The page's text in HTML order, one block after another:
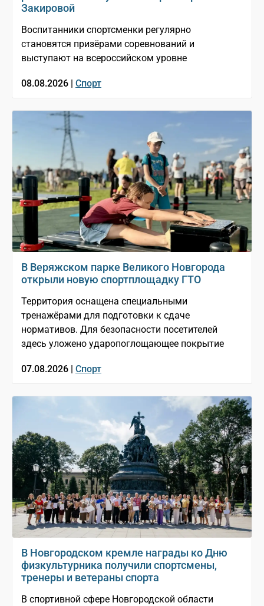
Закировой
Воспитанники спортсменки регулярно
становятся призёрами соревнований и
выступают на всероссийском уровне
08.08.2026 | Спорт
В Веряжском парке Великого Новгорода
открыли новую спортплощадку ГТО
Территория оснащена специальными
тренажёрами для подготовки к сдаче
нормативов. Для безопасности посетителей
здесь уложено ударопоглощающее покрытие
07.08.2026 | Спорт
В Новгородском кремле награды ко Дню
физкультурника получили спортсмены,
тренеры и ветераны спорта
В спортивной сфере Новгородской области